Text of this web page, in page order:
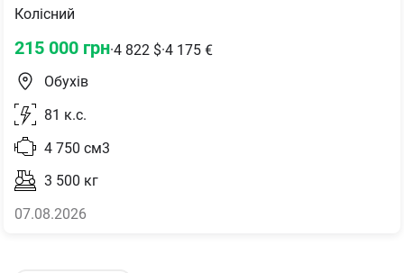
Колісний
215 000 грн·4 822 $·4 175 €
Обухів
81 к.с.
4 750 см3
3 500 кг
07.08.2026